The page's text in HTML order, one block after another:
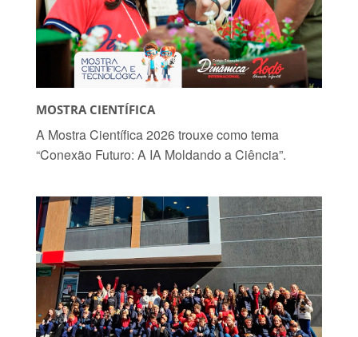
MOSTRA CIENTÍFICA
A Mostra Científica 2026 trouxe como tema
“Conexão Futuro: A IA Moldando a Ciência”.